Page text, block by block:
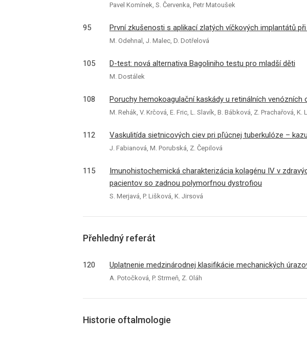
Pavel Komínek, S. Červenka, Petr Matoušek
95 První zkušenosti s aplikací zlatých víčkových implantátů
M. Odehnal, J. Malec, D. Dotřelová
105 D-test: nová alternativa Bagoliniho testu pro mladší děti
M. Dostálek
108 Poruchy hemokoagulační kaskády u retinálních venózních
M. Rehák, V. Krčová, E. Fric, L. Slavík, B. Bábková, Z. Prachařová, K.
112 Vaskulitída sietnicových ciev pri pľúcnej tuberkulóze –
J. Fabianová, M. Porubská, Z. Čepilová
115
Imunohistochemická charakterizácia kolagénu IV v
pacientov so zadnou polymorfnou dystrofiou
S. Merjavá, P. Lišková, K. Jirsová
Přehledný referát
120 Uplatnenie medzinárodnej klasifikácie mechanických
A. Potočková, P. Strmeň, Z. Oláh
Historie oftalmologie